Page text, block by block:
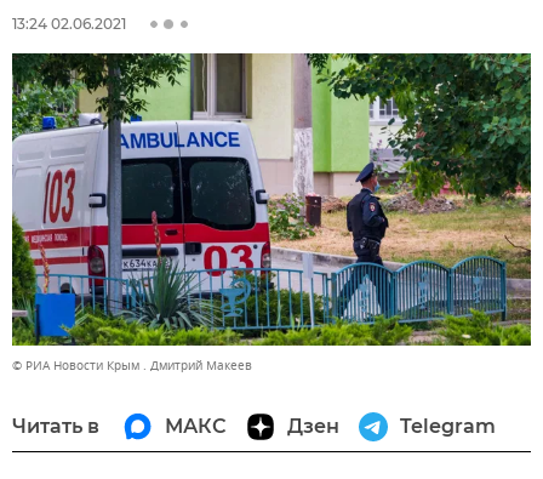
13:24 02.06.2021
© РИА Новости Крым . Дмитрий Макеев
Читать в МАКС Дзен Telegram